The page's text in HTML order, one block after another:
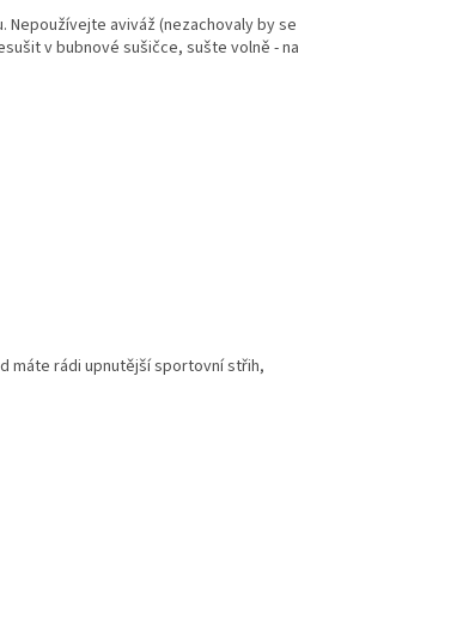
Nepoužívejte aviváž (nezachovaly by se
v bubnové sušičce, sušte volně - na
máte rádi upnutější sportovní střih,